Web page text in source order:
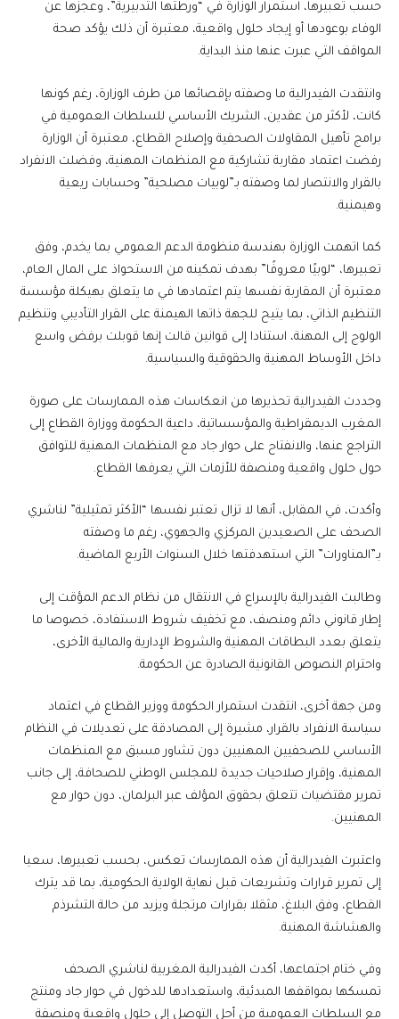
حسب تعبيرها، استمرار الوزارة في “ورطتها التدبيرية”، وعجزها عن
الوفاء بوعودها أو إيجاد حلول واقعية، معتبرة أن ذلك يؤكد صحة
المواقف التي عبرت عنها منذ البداية.
وانتقدت الفيدرالية ما وصفته بإقصائها من طرف الوزارة، رغم كونها
كانت، لأكثر من عقدين، الشريك الأساسي للسلطات العمومية في
برامج تأهيل المقاولات الصحفية وإصلاح القطاع، معتبرة أن الوزارة
رفضت اعتماد مقاربة تشاركية مع المنظمات المهنية، وفضلت الانفراد
بالقرار والانتصار لما وصفته بـ”لوبيات مصلحية” وحسابات ريعية
وهيمنية.
كما اتهمت الوزارة بهندسة منظومة الدعم العمومي بما يخدم، وفق
تعبيرها، “لوبيًا معروفًا” بهدف تمكينه من الاستحواذ على المال العام،
معتبرة أن المقاربة نفسها يتم اعتمادها في ما يتعلق بهيكلة مؤسسة
التنظيم الذاتي، بما يتيح للجهة ذاتها الهيمنة على القرار التأديبي وتنظيم
الولوج إلى المهنة، استنادا إلى قوانين قالت إنها قوبلت برفض واسع
داخل الأوساط المهنية والحقوقية والسياسية.
وجددت الفيدرالية تحذيرها من انعكاسات هذه الممارسات على صورة
المغرب الديمقراطية والمؤسساتية، داعية الحكومة ووزارة القطاع إلى
التراجع عنها، والانفتاح على حوار جاد مع المنظمات المهنية للتوافق
حول حلول واقعية ومنصفة للأزمات التي يعرفها القطاع.
وأكدت، في المقابل، أنها لا تزال تعتبر نفسها “الأكثر تمثيلية” لناشري
الصحف على الصعيدين المركزي والجهوي، رغم ما وصفته
بـ”المناورات” التي استهدفتها خلال السنوات الأربع الماضية.
وطالبت الفيدرالية بالإسراع في الانتقال من نظام الدعم المؤقت إلى
إطار قانوني دائم ومنصف، مع تخفيف شروط الاستفادة، خصوصا ما
يتعلق بعدد البطاقات المهنية والشروط الإدارية والمالية الأخرى،
واحترام النصوص القانونية الصادرة عن الحكومة.
ومن جهة أخرى، انتقدت استمرار الحكومة ووزير القطاع في اعتماد
سياسة الانفراد بالقرار، مشيرة إلى المصادقة على تعديلات في النظام
الأساسي للصحفيين المهنيين دون تشاور مسبق مع المنظمات
المهنية، وإقرار صلاحيات جديدة للمجلس الوطني للصحافة، إلى جانب
تمرير مقتضيات تتعلق بحقوق المؤلف عبر البرلمان، دون حوار مع
المهنيين.
واعتبرت الفيدرالية أن هذه الممارسات تعكس، بحسب تعبيرها، سعيا
إلى تمرير قرارات وتشريعات قبل نهاية الولاية الحكومية، بما قد يترك
القطاع، وفق البلاغ، مثقلا بقرارات مرتجلة ويزيد من حالة التشرذم
والهشاشة المهنية.
وفي ختام اجتماعها، أكدت الفيدرالية المغربية لناشري الصحف
تمسكها بمواقفها المبدئية، واستعدادها للدخول في حوار جاد ومنتج
مع السلطات العمومية من أجل التوصل إلى حلول واقعية ومنصفة